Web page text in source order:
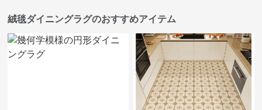
絨毯ダイニングラグのおすすめアイテム